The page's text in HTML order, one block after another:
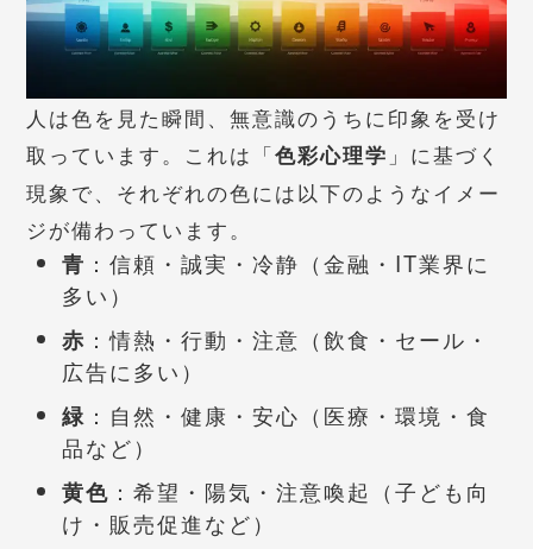
人は色を見た瞬間、無意識のうちに印象を受け
取っています。これは「色彩心理学 」に基づく
現象で、それぞれの色には以下のようなイメー
ジが備わっています。
青 ：信頼・誠実・冷静（金融・IT業界に
多い）
赤 ：情熱・行動・注意（飲食・セール・
広告に多い）
緑 ：自然・健康・安心（医療・環境・食
品など）
黄色 ：希望・陽気・注意喚起（子ども向
け・販売促進など）